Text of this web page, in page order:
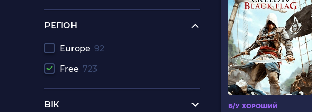
РЕГІОН
Europe 92
Free 723
ВІК Б/У ХОРОШИЙ